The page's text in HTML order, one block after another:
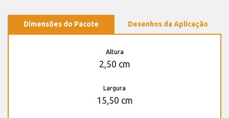
Dimensões do Pacote Desenhos da Aplicação
Altura
2,50 cm
Largura
15,50 cm